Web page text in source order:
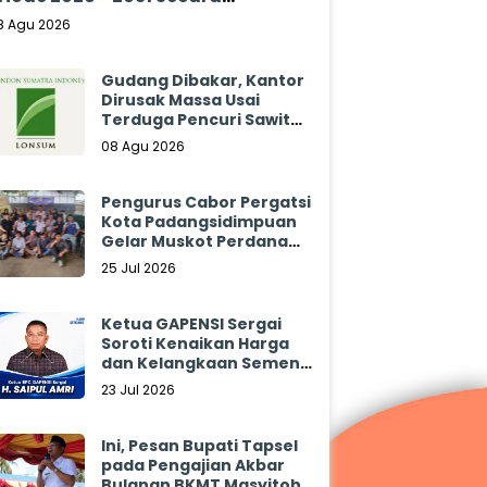
Agu 2026
Gudang Dibakar, Kantor
Dirusak Massa Usai
Terduga Pencuri Sawit
Tewas: Manajemen
Sibulan Estate Bungkam
08 Agu 2026
Pengurus Cabor Pergatsi
Kota Padangsidimpuan
Gelar Muskot Perdana
2026 - 2030
25 Jul 2026
Ketua GAPENSI Sergai
Soroti Kenaikan Harga
dan Kelangkaan Semen,
Minta Pemerintah
23 Jul 2026
Ini, Pesan Bupati Tapsel
pada Pengajian Akbar